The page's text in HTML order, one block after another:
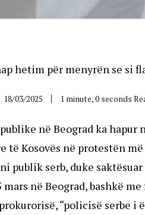
hetim për menyrën se si
18/03/2025 1 minute, 0 seconds
në Beograd ka
të Kosovës në protestën
publik serb, duke
në Beograd, bashkë
“policisë serbe